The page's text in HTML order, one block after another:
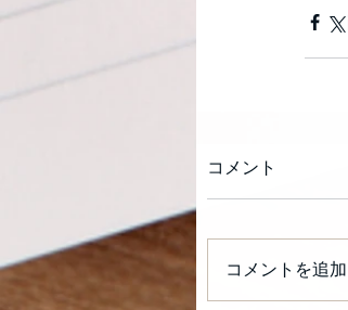
コメント
コメントを追